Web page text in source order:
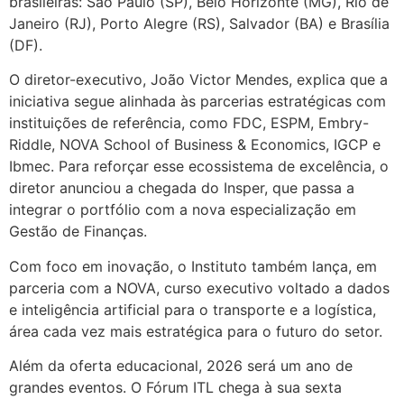
Janeiro (RJ), Porto Alegre (RS), Salvador (BA) e Brasília
(DF).
O diretor-executivo, João Victor Mendes, explica que a
iniciativa segue alinhada às parcerias estratégicas com
instituições de referência, como FDC, ESPM, Embry-
Riddle, NOVA School of Business & Economics, IGCP e
Ibmec. Para reforçar esse ecossistema de excelência, o
diretor anunciou a chegada do Insper, que passa a
integrar o portfólio com a nova especialização em
Gestão de Finanças.
Com foco em inovação, o Instituto também lança, em
parceria com a NOVA, curso executivo voltado a dados
e inteligência artificial para o transporte e a logística,
área cada vez mais estratégica para o futuro do setor.
Além da oferta educacional, 2026 será um ano de
grandes eventos. O Fórum ITL chega à sua sexta